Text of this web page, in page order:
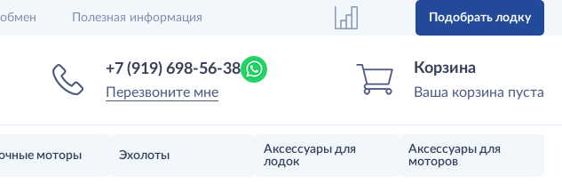
Полезная информация Подобрать лодку
Корзина
Ваша корзина пуста
+7 (919) 698-56-38
Перезвоните мне
моторы Эхолоты
Аксессуары для
лодок
Аксессуары для
моторов